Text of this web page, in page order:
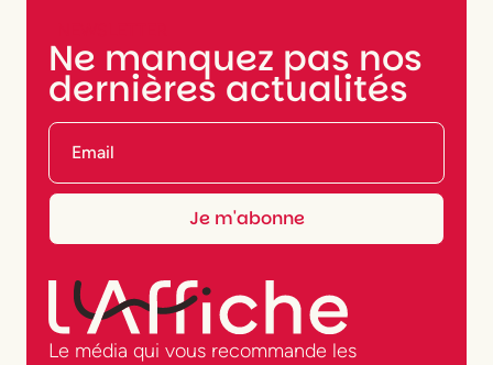
Ne manquez pas nos
dernières actualités
Le média qui vous recommande les